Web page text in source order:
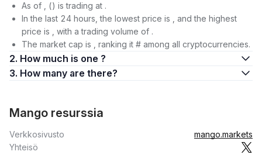
As of , () is trading at .
In the last 24 hours, the lowest price is , and the highest
price is , with a trading volume of .
The market cap is , ranking it # among all cryptocurrencies.
2. How much is one ?
3. How many are there?
Mango resurssia
Verkkosivusto
mango.markets
Yhteisö